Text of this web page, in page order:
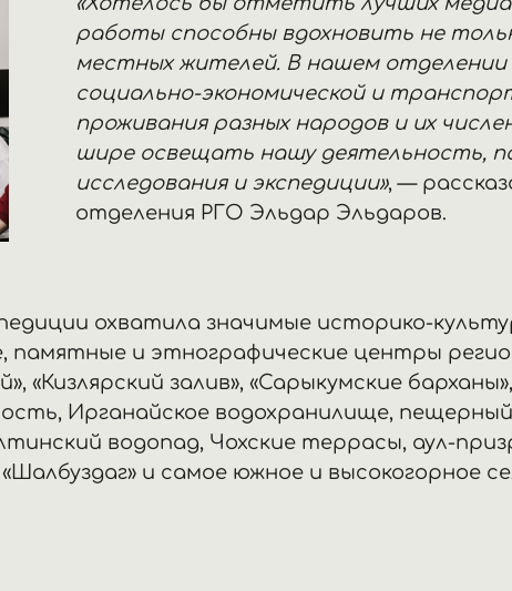
работы способны вдохновить не
местных жителей. В нашем
социально-экономической и
проживания разных народов и их
шире освещать нашу деятельность,
исследования и экспедиции», —
отделения РГО Эльдар Эльдаров.
охватила значимые историко-
памятные и этнографические центры
«Кизлярский залив», «Сарыкумские
Ирганайское водохранилище,
водопад, Чохские террасы, аул-
и самое южное и высокогорное